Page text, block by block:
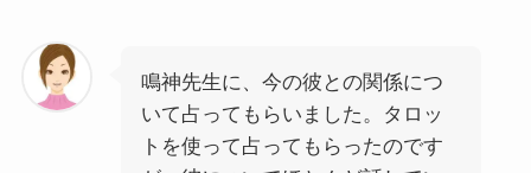
鳴神先生に、今の彼との関係につ
いて占ってもらいました。タロッ
トを使って占ってもらったのです